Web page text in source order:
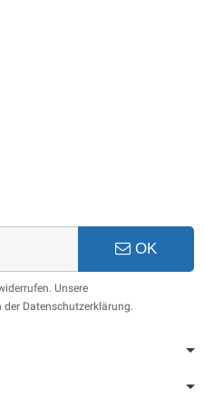
OK
Unsere
Datenschutzerklärung.